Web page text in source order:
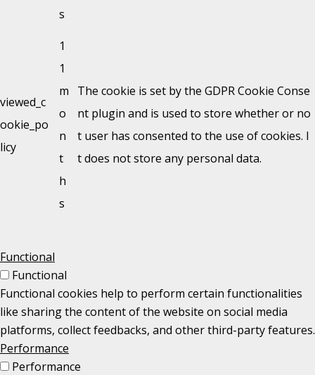
s
viewed_c
ookie_po
licy
1
1
m
o
n
t
h
s
The cookie is set by the GDPR Cookie Conse
nt plugin and is used to store whether or no
t user has consented to the use of cookies. I
t does not store any personal data.
Functional
Functional
Functional cookies help to perform certain functionalities
like sharing the content of the website on social media
platforms, collect feedbacks, and other third-party features.
Performance
Performance